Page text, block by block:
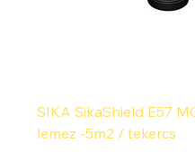
SIKA SikaShield E57
lemez -5m2 / tekercs